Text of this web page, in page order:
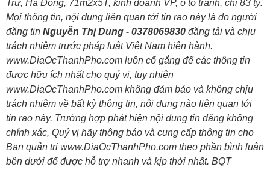
Trứ, Hà Đông, 71m2x5T, kinh doanh VP, ô tô tránh, chỉ 83 tỷ.
Mọi thông tin, nội dung liên quan tới tin rao này là do người
đăng tin Nguyễn Thị Dung - 0378069830 đăng tải và chịu
trách nhiệm trước pháp luật Việt Nam hiện hành.
www.DiaOcThanhPho.com luôn cố gắng để các thông tin
được hữu ích nhất cho quý vị, tuy nhiên
www.DiaOcThanhPho.com không đảm bảo và không chịu
trách nhiệm về bất kỳ thông tin, nội dung nào liên quan tới
tin rao này. Trường hợp phát hiện nội dung tin đăng không
chính xác, Quý vị hãy thông báo và cung cấp thông tin cho
Ban quản trị www.DiaOcThanhPho.com theo phần bình luận
bên dưới để được hỗ trợ nhanh và kịp thời nhất. BQT